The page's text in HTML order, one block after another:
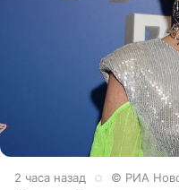
2 часа назад © РИА